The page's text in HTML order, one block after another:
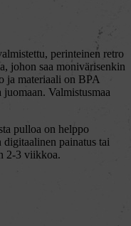
perinteinen retro
johon saa monivärisenkin
ja materiaali on BPA
Valmistusmaa
pulloa on helppo
painatus tai
2-3 viikkoa.